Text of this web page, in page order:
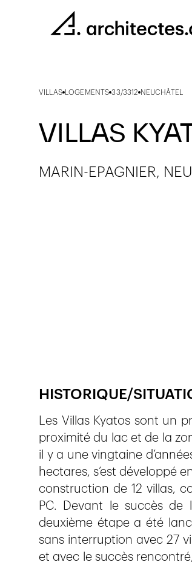
VILLAS LOGEMENTS 33/3312 NEUCHÂTEL
VILLAS
MARIN-EPAGNIER,
HISTORIQUE/
Les Villas Kyatos sont un
proximité du lac et de la
il y a une vingtaine
hectares, s’est développé
construction de 12 villas,
PC. Devant le succès de
deuxième étape a été
sans interruption avec 27
et avec le succès